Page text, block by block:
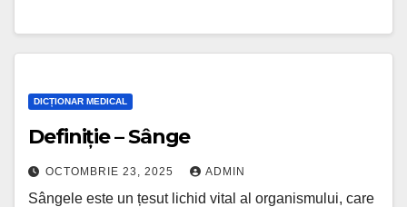
DICȚIONAR MEDICAL
Definiție – Sânge
OCTOMBRIE 23, 2025 ADMIN
Sângele este un țesut lichid vital al organismului, care